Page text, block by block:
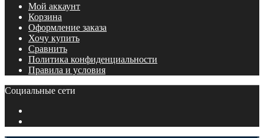
Мой аккаунт
Корзина
Оформление заказа
Хочу купить
Сравнить
Политика конфиденциальности
Правила и условия
Социальные сети